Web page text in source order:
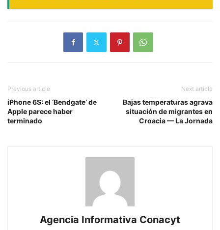
Previous article
iPhone 6S: el ‘Bendgate’ de
Apple parece haber
terminado
Next article
Bajas temperaturas agrava
situación de migrantes en
Croacia — La Jornada
Agencia Informativa Conacyt